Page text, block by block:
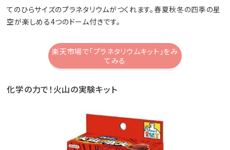
てのひらサイズのプラネタリウムがつくれます。春夏秋冬の四季の星
空が楽しめる4つのドーム付きです。
楽天市場で「プラネタリウムキット」をみ
てみる
化学の力で！火山の実験キット